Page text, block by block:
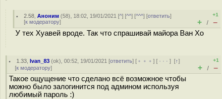
2.58 ,Аноним (58), 18:02, 19/01/2021 [^] [^^] [^^^] [ответить]
[к модератору]
+1
+ / –
У тех Хуавей вроде. Так что спрашивай майора Ван Хо
1.33 ,Ivan_83 (ok), 00:52, 19/01/2021 [ответить] [ ﹢﹢﹢] [ · · ·][↑]
[к модератору]
+1
+ / –
Такое ощущение что сделано всё возможное чтобы
можно было залогинится под админом используя
любимый пароль :)